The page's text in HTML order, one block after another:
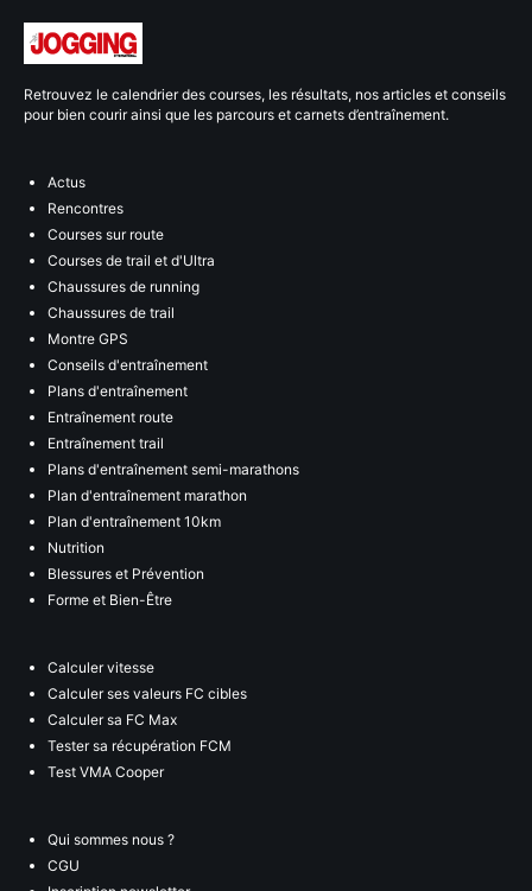
Retrouvez le calendrier des courses, les résultats, nos articles et conseils
pour bien courir ainsi que les parcours et carnets d’entraînement.
Actus
Rencontres
Courses sur route
Courses de trail et d'Ultra
Chaussures de running
Chaussures de trail
Montre GPS
Conseils d'entraînement
Plans d'entraînement
Entraînement route
Entraînement trail
Plans d'entraînement semi-marathons
Plan d'entraînement marathon
Plan d'entraînement 10km
Nutrition
Blessures et Prévention
Forme et Bien-Être
Calculer vitesse
Calculer ses valeurs FC cibles
Calculer sa FC Max
Tester sa récupération FCM
Test VMA Cooper
Qui sommes nous ?
CGU